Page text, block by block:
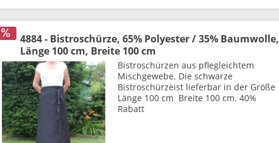
4884 - Bistroschürze, 65% Polyester / 35% Baumwolle,
Länge 100 cm, Breite 100 cm
Bistroschürzen aus pflegleichtem
Mischgewebe. Die schwarze
Bistroschürzeist lieferbar in der Größe
Länge 100 cm Breite 100 cm. 40%
Rabatt